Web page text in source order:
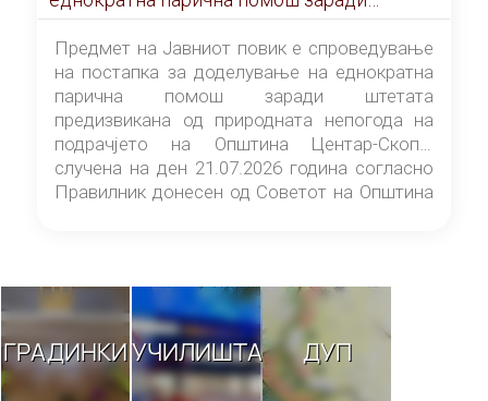
штетата предизвикана од природната
непогода на подрачјето на Општина
Центар-Скопје случена на ден 21.07.2026
година
Предмет на Јавниот повик е спроведување
на постапка за доделување на еднократна
парична помош заради штетата
предизвикана од природната непогода на
подрачјето на Општина Центар-Скопје
случена на ден 21.07.2026 година согласно
Правилник донесен од Советот на Општина
ГРАДИНКИУЧИЛИШТА ДУП